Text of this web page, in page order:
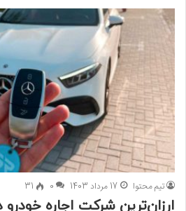
تیم محتوا 17 مرداد 1403 0
31
ارزان‌ترین شرکت اجاره خودرو در